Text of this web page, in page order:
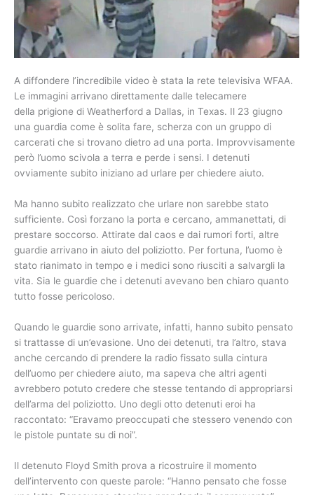
A diffondere l’incredibile video è stata la rete televisiva WFAA.
Le immagini arrivano direttamente dalle telecamere
della prigione di Weatherford a Dallas, in Texas. Il 23 giugno
una guardia come è solita fare, scherza con un gruppo di
carcerati che si trovano dietro ad una porta. Improvvisamente
però l’uomo scivola a terra e perde i sensi. I detenuti
ovviamente subito iniziano ad urlare per chiedere aiuto.
Ma hanno subito realizzato che urlare non sarebbe stato
sufficiente. Così forzano la porta e cercano, ammanettati, di
prestare soccorso. Attirate dal caos e dai rumori forti, altre
guardie arrivano in aiuto del poliziotto. Per fortuna, l’uomo è
stato rianimato in tempo e i medici sono riusciti a salvargli la
vita. Sia le guardie che i detenuti avevano ben chiaro quanto
tutto fosse pericoloso.
Quando le guardie sono arrivate, infatti, hanno subito pensato
si trattasse di un’evasione. Uno dei detenuti, tra l’altro, stava
anche cercando di prendere la radio fissato sulla cintura
dell’uomo per chiedere aiuto, ma sapeva che altri agenti
avrebbero potuto credere che stesse tentando di appropriarsi
dell’arma del poliziotto. Uno degli otto detenuti eroi ha
raccontato: “Eravamo preoccupati che stessero venendo con
le pistole puntate su di noi”.
Il detenuto Floyd Smith prova a ricostruire il momento
dell’intervento con queste parole: “Hanno pensato che fosse